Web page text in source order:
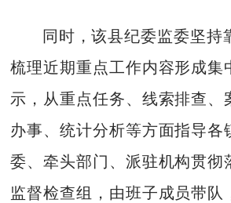
同时，该县纪委监委坚持
梳理近期重点工作内容形成集
示，从重点任务、线索排查、
办事、统计分析等方面指导各
委、牵头部门、派驻机构贯彻
监督检查组，由班子成员带队